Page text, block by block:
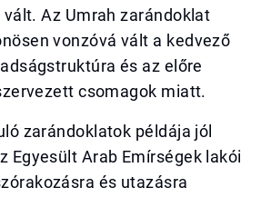
Az Umrah zarándoklat
vonzóvá vált a kedvező
és az előre
csomagok miatt.
zarándoklatok példája jól
Egyesült Arab Emírségek lakói
és utazásra